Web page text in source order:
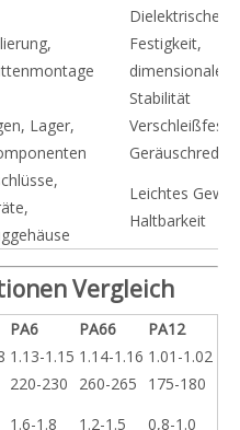
Dielektrische
Festigkeit,
dimensionale
Stabilität
Lager,
Leichtes
Haltbarkeit
Vergleich
PA6 PA66
PA12
1.13-1.15 1.14-1.16 1.01-1.02
220-230 260-265
175-180
1.6-1.8 1.2-1.5 0,8-1.0